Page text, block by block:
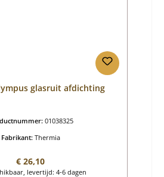
glasruit afdichting
01038325
Fabrikant: Thermia
Normale prijs:
€ 26,10
levertijd: 4-6 dagen